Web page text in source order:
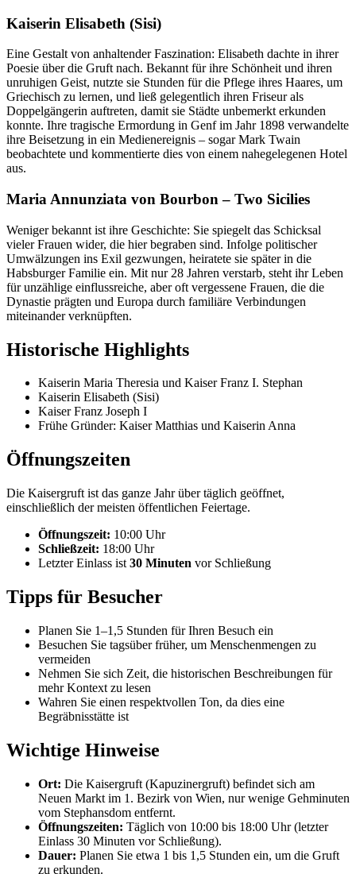
Kaiserin Elisabeth (Sisi)
Eine Gestalt von anhaltender Faszination: Elisabeth dachte in ihrer
Poesie über die Gruft nach. Bekannt für ihre Schönheit und ihren
unruhigen Geist, nutzte sie Stunden für die Pflege ihres Haares, um
Griechisch zu lernen, und ließ gelegentlich ihren Friseur als
Doppelgängerin auftreten, damit sie Städte unbemerkt erkunden
konnte. Ihre tragische Ermordung in Genf im Jahr 1898 verwandelte
ihre Beisetzung in ein Medienereignis – sogar Mark Twain
beobachtete und kommentierte dies von einem nahegelegenen Hotel
aus.
Maria Annunziata von Bourbon – Two Sicilies
Weniger bekannt ist ihre Geschichte: Sie spiegelt das Schicksal
vieler Frauen wider, die hier begraben sind. Infolge politischer
Umwälzungen ins Exil gezwungen, heiratete sie später in die
Habsburger Familie ein. Mit nur 28 Jahren verstarb, steht ihr Leben
für unzählige einflussreiche, aber oft vergessene Frauen, die die
Dynastie prägten und Europa durch familiäre Verbindungen
miteinander verknüpften.
Historische Highlights
Kaiserin Maria Theresia und Kaiser Franz I. Stephan
Kaiserin Elisabeth (Sisi)
Kaiser Franz Joseph I
Frühe Gründer: Kaiser Matthias und Kaiserin Anna
Öffnungszeiten
Die Kaisergruft ist das ganze Jahr über täglich geöffnet,
einschließlich der meisten öffentlichen Feiertage.
Öffnungszeit: 10:00 Uhr
Schließzeit: 18:00 Uhr
Letzter Einlass ist 30 Minuten vor Schließung
Tipps für Besucher
Planen Sie 1–1,5 Stunden für Ihren Besuch ein
Besuchen Sie tagsüber früher, um Menschenmengen zu
vermeiden
Nehmen Sie sich Zeit, die historischen Beschreibungen für
mehr Kontext zu lesen
Wahren Sie einen respektvollen Ton, da dies eine
Begräbnisstätte ist
Wichtige Hinweise
Ort: Die Kaisergruft (Kapuzinergruft) befindet sich am
Neuen Markt im 1. Bezirk von Wien, nur wenige Gehminuten
vom Stephansdom entfernt.
Öffnungszeiten: Täglich von 10:00 bis 18:00 Uhr (letzter
Einlass 30 Minuten vor Schließung).
Dauer: Planen Sie etwa 1 bis 1,5 Stunden ein, um die Gruft
zu erkunden.